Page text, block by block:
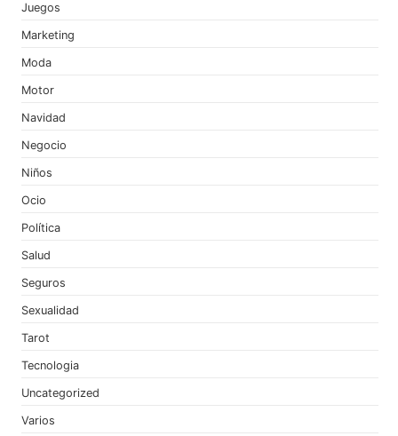
Juegos
Marketing
Moda
Motor
Navidad
Negocio
Niños
Ocio
Política
Salud
Seguros
Sexualidad
Tarot
Tecnologia
Uncategorized
Varios